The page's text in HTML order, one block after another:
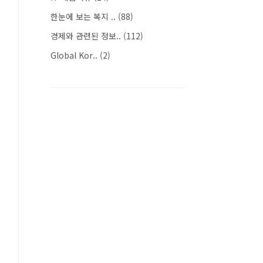
한눈에 보는 복지 .. (88)
경제와 관련된 정보.. (112)
Global Kor.. (2)